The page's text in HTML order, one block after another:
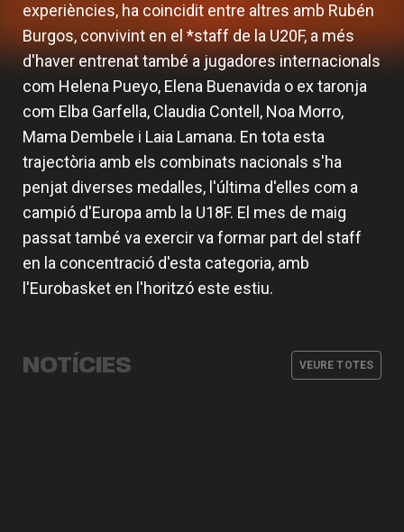
experiències, ha coincidit entre altres amb Rubén
Burgos, convivint en el *staff de la U20F, a més
d'haver entrenat també a jugadores internacionals
com Helena Pueyo, Elena Buenavida o ex taronja
com Elba Garfella, Claudia Contell, Noa Morro,
Mama Dembele i Laia Lamana. En tota esta
trajectòria amb els combinats nacionals s'ha
penjat diverses medalles, l'última d'elles com a
campió d'Europa amb la U18F. El mes de maig
passat també va exercir va formar part del staff
en la concentració d'esta categoria, amb
l'Eurobasket en l'horitzó este estiu.
NOTÍCIES VEURE TOTES
Valencia Basket obrirà la EuroLeague
Definit el cos tècnic de l'equip
femení per al curs 26-27